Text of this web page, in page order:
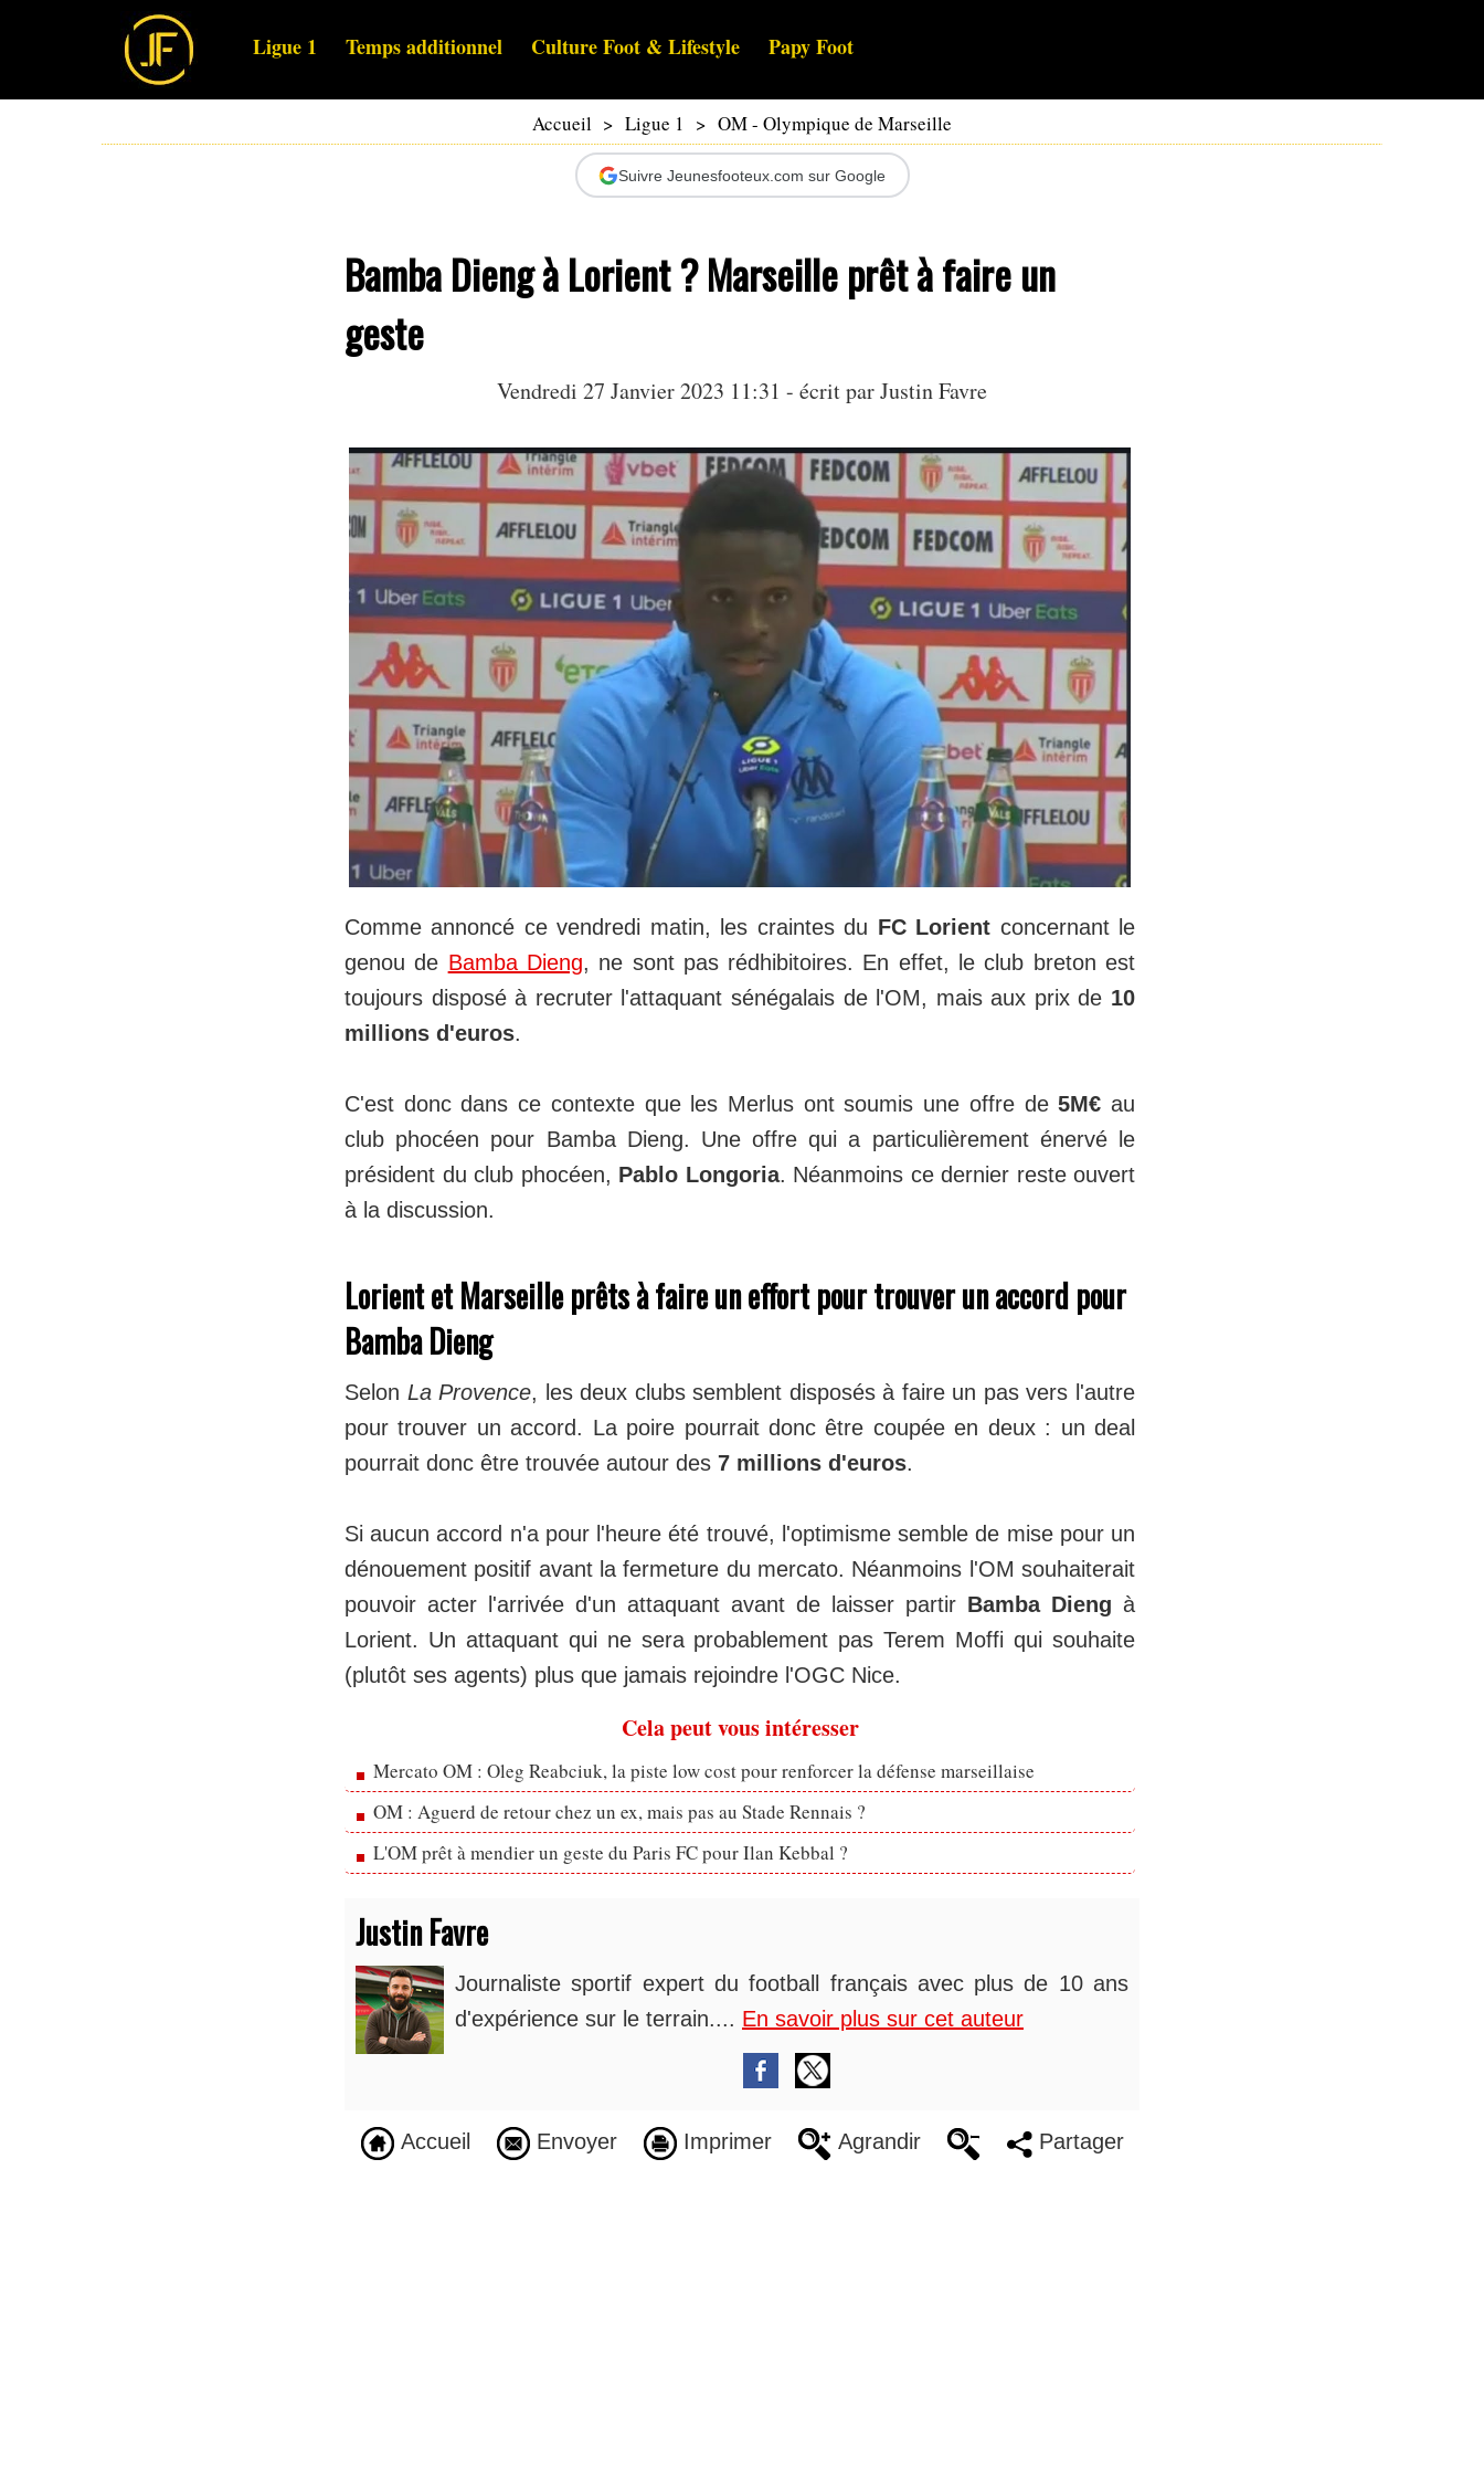
Ligue 1 Temps additionnel Culture Foot & Lifestyle Papy Foot
Accueil > Ligue 1 > OM - Olympique de Marseille
Suivre Jeunesfooteux.com sur Google
Bamba Dieng à Lorient ? Marseille prêt à faire un
geste
Vendredi 27 Janvier 2023 11:31 - écrit parJustin Favre
Comme annoncé ce vendredi matin, les craintes du FC Lorient concernant le
genou de Bamba Dieng, ne sont pas rédhibitoires. En effet, le club breton est
toujours disposé à recruter l'attaquant sénégalais de l'OM, mais aux prix de 10
millions d'euros.
C'est donc dans ce contexte que les Merlus ont soumis une offre de5M€ au
club phocéen pour Bamba Dieng. Une offre qui a particulièrement énervé le
président du club phocéen, Pablo Longoria. Néanmoins ce dernier reste ouvert
à la discussion.
Lorient et Marseille prêts à faire un effort pour trouver un accord pour
Bamba Dieng
Selon La Provence, les deux clubs semblent disposés à faire un pas vers l'autre
pour trouver un accord. La poire pourrait donc être coupée en deux : un deal
pourrait donc être trouvée autour des 7 millions d'euros.
Si aucun accord n'a pour l'heure été trouvé, l'optimisme semble de mise pour un
dénouement positif avant la fermeture du mercato. Néanmoins l'OM souhaiterait
pouvoir acter l'arrivée d'un attaquant avant de laisser partir Bamba Dieng à
Lorient. Un attaquant qui ne sera probablement pas Terem Moffi qui souhaite
(plutôt ses agents) plus que jamais rejoindre l'OGC Nice.
Cela peut vous intéresser
Mercato OM : Oleg Reabciuk, la piste low cost pour renforcer la défense marseillaise
OM : Aguerd de retour chez un ex, mais pas au Stade Rennais ?
L'OM prêt à mendier un geste du Paris FC pour Ilan Kebbal ?
Justin Favre
Journaliste sportif expert du football français avec plus de 10 ans
d'expérience sur le terrain.... En savoir plus sur cet auteur
Accueil Envoyer Imprimer Agrandir Partager